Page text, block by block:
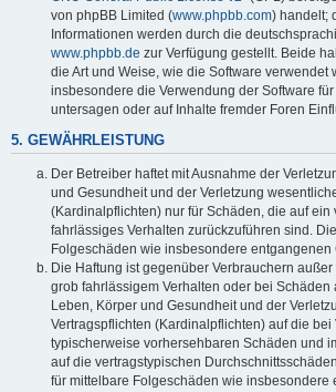
von phpBB Limited (www.phpbb.com) handelt;
Informationen werden durch die
www.phpbb.de zur Verfügung gestellt. Beide
die Art und Weise, wie die Software verwendet
insbesondere die Verwendung der Software
untersagen oder auf Inhalte fremder Foren
5. GEWÄHRLEISTUNG
Der Betreiber haftet mit Ausnahme der
und Gesundheit und der Verletzung
(Kardinalpflichten) nur für Schäden, die auf ein
fahrlässiges Verhalten zurückzuführen sind.
Folgeschäden wie insbesondere entgangenen
Die Haftung ist gegenüber Verbrauchern
grob fahrlässigem Verhalten oder bei Schäden
Leben, Körper und Gesundheit und der
Vertragspflichten (Kardinalpflichten) auf die bei
typischerweise vorhersehbaren Schäden und
auf die vertragstypischen
für mittelbare Folgeschäden wie insbesondere